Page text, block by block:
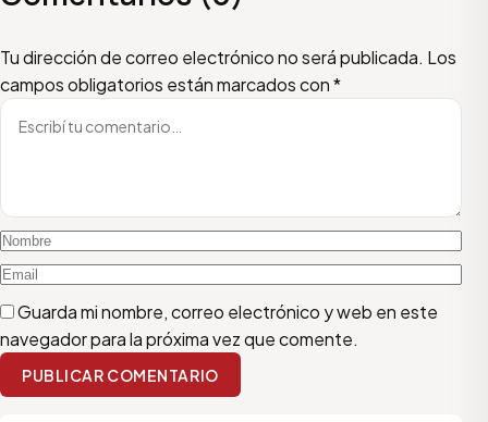
Tu dirección de correo electrónico no será publicada. Los
campos obligatorios están marcados con*
Escribí tu comentario
Nombre
Email
Guarda mi nombre, correo electrónico y web en este
navegador para la próxima vez que comente.
PUBLICAR COMENTARIO